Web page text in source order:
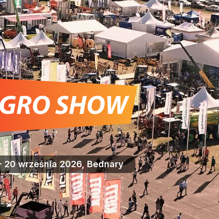
20 września 2026, Bednary